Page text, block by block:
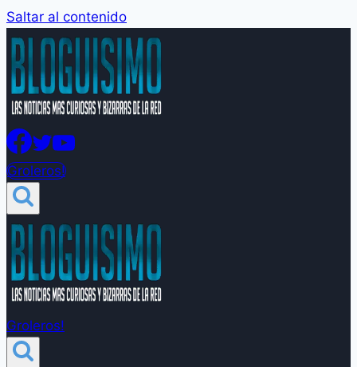
Saltar al contenido
Groleros!
Groleros!